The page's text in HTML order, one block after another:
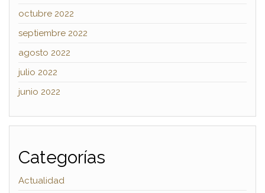
octubre 2022
septiembre 2022
agosto 2022
julio 2022
junio 2022
Categorías
Actualidad